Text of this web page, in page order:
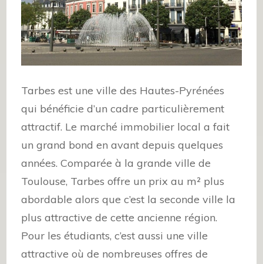
Tarbes est une ville des Hautes-Pyrénées
qui bénéficie d’un cadre particulièrement
attractif. Le marché immobilier local a fait
un grand bond en avant depuis quelques
années. Comparée à la grande ville de
Toulouse, Tarbes offre un prix au m² plus
abordable alors que c’est la seconde ville la
plus attractive de cette ancienne région.
Pour les étudiants, c’est aussi une ville
attractive où de nombreuses offres de